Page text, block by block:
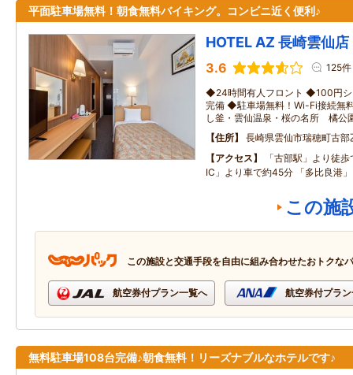
平面駐車場無料！朝食無料バイキング。コンビニ近く便利♪
HOTEL AZ 長崎雲仙店
3.6 125件
◆24時間有人フロント ◆100円シ
完備 ◆駐車場無料！Wi-Fi接続無
し釜・雲仙温泉・桜の名所 橘公
住所
長崎県雲仙市瑞穂町古部
アクセス
「古部駅」より徒
IC」より車で約45分 「多比良港
この施
この施設と交通手段を自由に組み合わせたおトクな
航空券付プラン一覧へ 航空券付プラ
無料駐車場108台完備♪朝食無料！リーズナブルなホテルです♪